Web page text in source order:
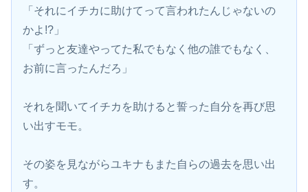
「それにイチカに助けてって言われたんじゃないの
かよ!?」
「ずっと友達やってた私でもなく他の誰でもなく、
お前に言ったんだろ」
それを聞いてイチカを助けると誓った自分を再び思
い出すモモ。
その姿を見ながらユキナもまた自らの過去を思い出
す。